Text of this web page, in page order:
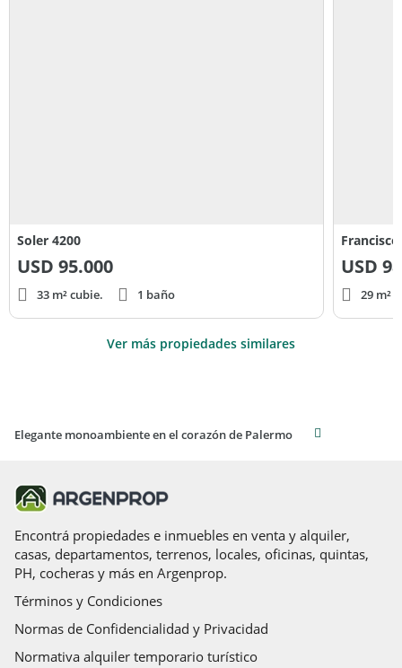
Soler 4200
USD 95.000
33 m² cubie. 1 baño
USD
29 m²
Ver más propiedades similares
Elegante monoambiente en el corazón de Palermo
Encontrá propiedades e inmuebles en venta y alquiler,
casas, departamentos, terrenos, locales, oficinas, quintas,
PH, cocheras y más en Argenprop.
Términos y Condiciones
Normas de Confidencialidad y Privacidad
Normativa alquiler temporario turístico